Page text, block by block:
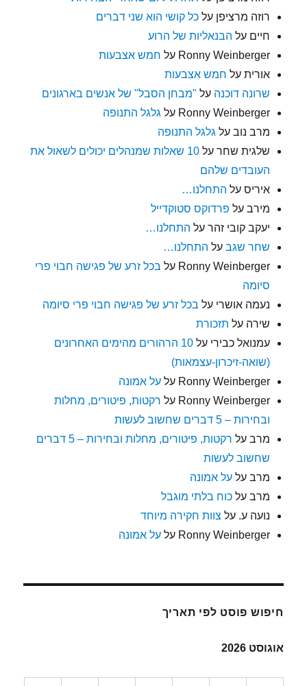
רוזה מרציפן עלכל קושי הוא שני דברים
חיים על הבנאליות של הרוע
Ronny Weinberger על חמש אצבעות
אורית על חמש אצבעות
שרונה דוכנה על "מבחן הסבל" של אנשים בארגונים
Ronny Weinberger על גלגל התנופה
מרב נוב על גלגל התנופה
שלגית שחר על
10 שאלות שמנהלים יכולים לשאול את
העובדים שלהם
איריס על התחלנו…
מירב על פרדוקס סטוקדייל
יעקב קובי זהר על התחלנו…
שחר שגב על התחלנו…
Ronny Weinberger על בכל זרע של פגישה חבוי פרי
סיומה
נעמה אושרי על בכל זרע של פגישה חבוי פרי סיומה
שירה על תזכורת
עמנואל כבירי על
10 הרהורים מהימים האחרונים
(שואה-זיכרון-עצמאות)
Ronny Weinberger עלעל אמונה
Ronny Weinberger על רקטות, פיטורים, מחלות
ובחירות – 5 דברים שחשוב לעשות
מרב על
רקטות, פיטורים, מחלות ובחירות – 5 דברים
שחשוב לעשות
מרב עלעל אמונה
מרב עלכוח בלתי מוגבל
נועה ע. על צוות חקירה מיוחד
Ronny Weinberger עלעל אמונה
חיפוש פוסט לפי תאריך
אוגוסט 2026